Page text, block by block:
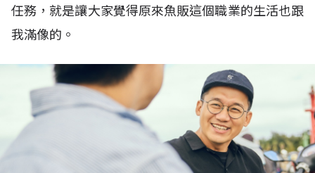
任務，就是讓大家覺得原來魚販這個職業的生活也跟
我滿像的。